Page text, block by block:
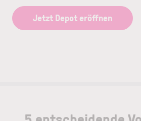
Jetzt Depot eröffnen